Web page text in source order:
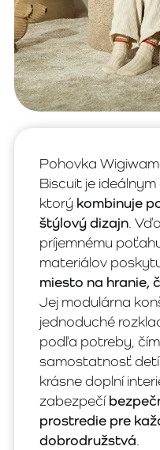
Pohovka
Biscuit je
ktorý kombinuje
štýlový dizajn.
príjemnému
materiálov
miesto na hranie,
Jej modulárna
jednoduché
podľa potreby,
samostatnosť
krásne doplní
zabezpečí
prostredie pre
dobrodružstvá.